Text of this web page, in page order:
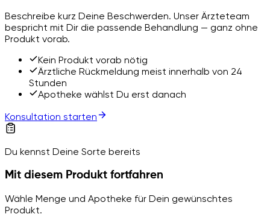
Beschreibe kurz Deine Beschwerden. Unser Ärzteteam
bespricht mit Dir die passende Behandlung — ganz ohne
Produkt vorab.
Kein Produkt vorab nötig
Ärztliche Rückmeldung meist innerhalb von 24
Stunden
Apotheke wählst Du erst danach
Konsultation starten
Du kennst Deine Sorte bereits
Mit diesem Produkt fortfahren
Wähle Menge und Apotheke für Dein gewünschtes
Produkt.